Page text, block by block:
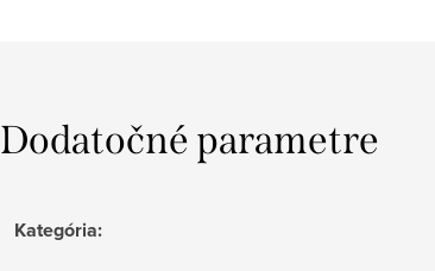
Dodatočné parametre
Kategória: